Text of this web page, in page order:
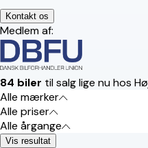
Kontakt os
Medlem af:
84 biler til salg lige nu hos
Alle mærker
Alle priser
Alle årgange
Vis resultat